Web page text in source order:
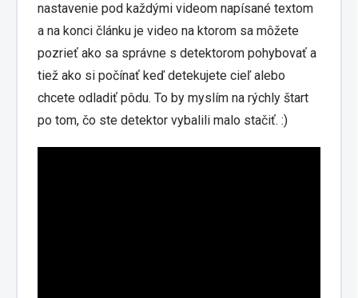
nastavenie pod každými videom napísané textom
a na konci článku je video na ktorom sa môžete
pozrieť ako sa správne s detektorom pohybovať a
tiež ako si počínať keď detekujete cieľ alebo
chcete odladiť pôdu. To by myslím na rýchly štart
po tom, čo ste detektor vybalili malo stačiť. :)